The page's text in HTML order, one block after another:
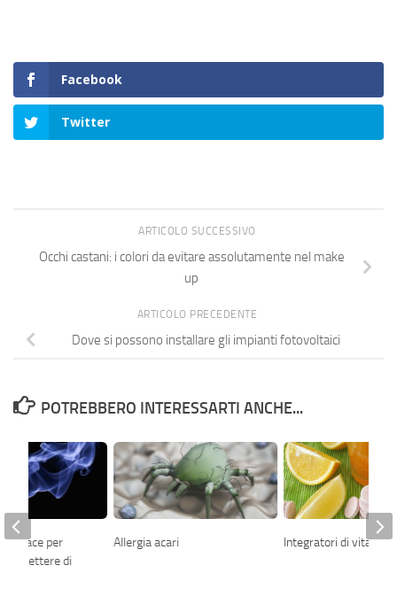
Facebook
Twitter
ARTICOLO SUCCESSIVO
Occhi castani: i colori da evitare assolutamente nel make
up
ARTICOLO PRECEDENTE
Dove si possono installare gli impianti fotovoltaici
POTREBBERO INTERESSARTI ANCHE...
Allergia acari Integratori di
per
Smettere di